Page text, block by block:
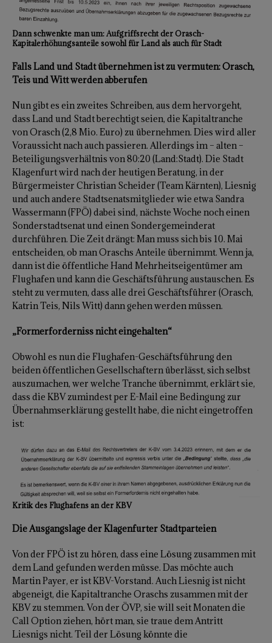
Dann schwenkte man um: Aufgriffsrecht der Orasch-
Kapitalerhöhungsanteile sowohl für Land als auch für Stadt
Falls Land und Stadt übernehmen ist zu vermuten: Orasch,
Teis und Witt werden abberufen
Nun gibt es ein zweites Schreiben, aus dem hervorgeht,
dass Land und Stadt berechtigt seien, die Kapitaltranche
von Orasch (2,8 Mio. Euro) zu übernehmen. Dies wird aller
Voraussicht nach auch passieren. Allerdings im – alten –
Beteiligungsverhältnis von 80:20 (Land:Stadt). Die Stadt
Klagenfurt wird nach der heutigen Beratung, in der
Bürgermeister Christian Scheider (Team Kärnten), Liesnig
und auch andere Stadtsenatsmitglieder wie etwa Sandra
Wassermann (FPÖ) dabei sind, nächste Woche noch einen
Sonderstadtsenat und einen Sondergemeinderat
durchführen. Die Zeit drängt: Man muss sich bis 10. Mai
entscheiden, ob man Oraschs Anteile übernimmt. Wenn ja,
dann ist die öffentliche Hand Mehrheitseigentümer am
Flughafen und kann die Geschäftsführung austauschen. Es
steht zu vermuten, dass alle drei Geschäftsführer (Orasch,
Katrin Teis, Nils Witt) dann gehen werden müssen.
„Formerforderniss nicht eingehalten“
Obwohl es nun die Flughafen-Geschäftsführung den
beiden öffentlichen Gesellschaftern überlässt, sich selbst
auszumachen, wer welche Tranche übernimmt, erklärt sie,
dass die KBV zumindest per E-Mail eine Bedingung zur
Übernahmserklärung gestellt habe, die nicht eingetroffen
ist:
Kritik des Flughafens an der KBV
Die Ausgangslage der Klagenfurter Stadtparteien
Von der FPÖ ist zu hören, dass eine Lösung zusammen mit
dem Land gefunden werden müsse. Das möchte auch
Martin Payer, er ist KBV-Vorstand. Auch Liesnig ist nicht
abgeneigt, die Kapitaltranche Oraschs zusammen mit der
KBV zu stemmen. Von der ÖVP, sie will seit Monaten die
Call Option ziehen, hört man, sie traue dem Antritt
Liesnigs nicht. Teil der Lösung könnte die